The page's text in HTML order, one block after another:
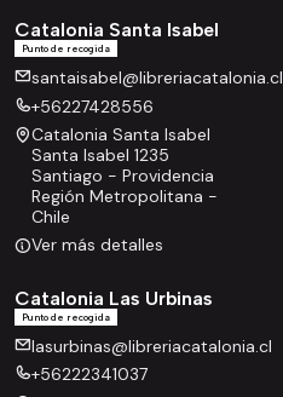
Catalonia Santa Isabel
Punto de recogida
santaisabel@libreriacatalonia.cl
+56227428556
Catalonia Santa Isabel
Santa Isabel 1235
Santiago - Providencia
Región Metropolitana -
Chile
Ver más detalles
Catalonia Las Urbinas
Punto de recogida
lasurbinas@libreriacatalonia.cl
+56222341037